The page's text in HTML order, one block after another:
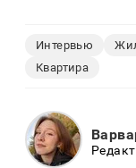
Интервью
Квартира